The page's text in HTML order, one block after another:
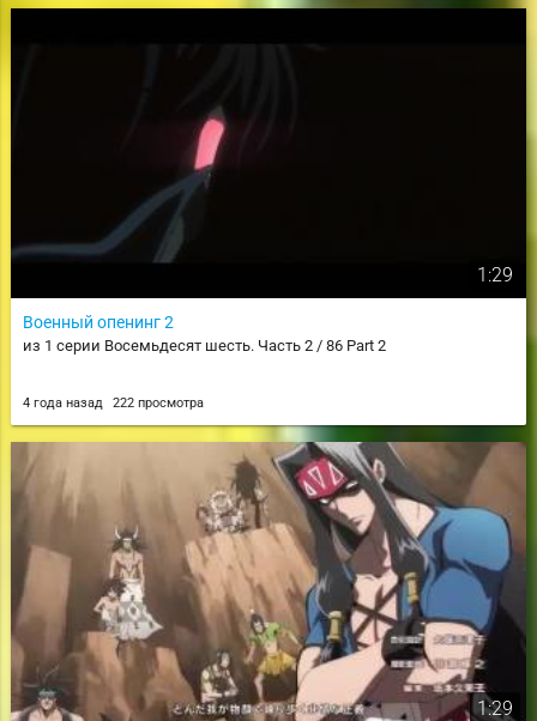
1:29
Военный опенинг 2
из 1 серии Восемьдесят шесть. Часть 2 / 86 Part 2
4 года назад 222 просмотра
1:29